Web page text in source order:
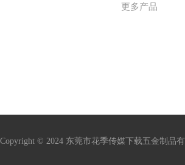
更多产品
Copyright © 2024 东莞市花季传媒下载五金制品